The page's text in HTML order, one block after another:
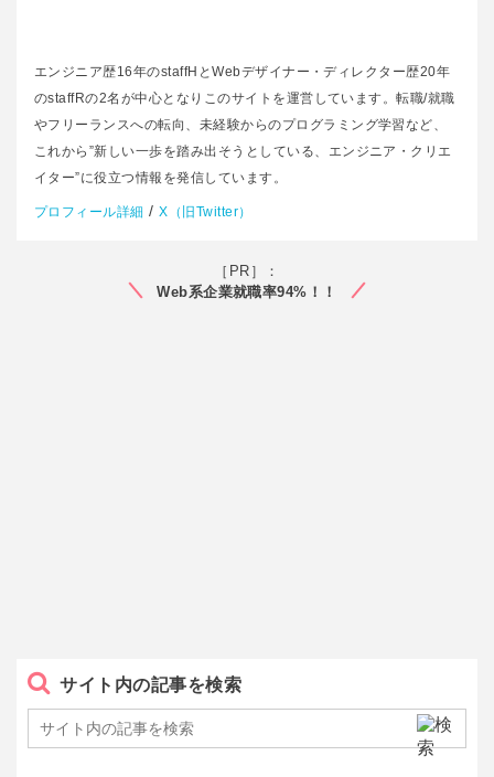
エンジニア歴16年のstaffHとWebデザイナー・ディレクター歴20年
のstaffRの2名が中心となりこのサイトを運営しています。転職/就職
やフリーランスへの転向、未経験からのプログラミング学習など、
これから”新しい一歩を踏み出そうとしている、エンジニア・クリエ
イター”に役立つ情報を発信しています。
プロフィール詳細 /X（旧Twitter）
［PR］：
Web系企業就職率94%！！
サイト内の記事を検索